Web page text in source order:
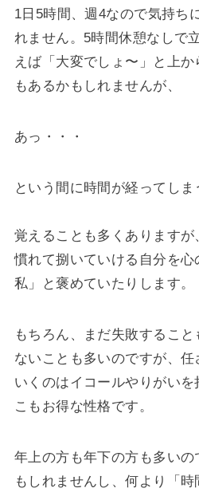
1日5時間、週4なので気持ち
れません。5時間休憩なしで
えば「大変でしょ〜」と上
もあるかもしれませんが、
あっ・・・
という間に時間が経ってしま
覚えることも多くあります
慣れて捌いていける自分を心
私」と褒めていたりします。
もちろん、まだ失敗するこ
ないことも多いのですが、
いくのはイコールやりがい
こもお得な性格です。
年上の方も年下の方も多い
もしれませんし、何より「